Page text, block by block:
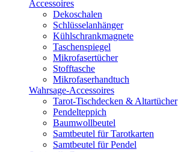
Accessoires
Dekoschalen
Schlüsselanhänger
Kühlschrankmagnete
Taschenspiegel
Mikrofasertücher
Stofftasche
Mikrofaserhandtuch
Wahrsage-Accessoires
Tarot-Tischdecken & Altartücher
Pendelteppich
Baumwollbeutel
Samtbeutel für Tarotkarten
Samtbeutel für Pendel